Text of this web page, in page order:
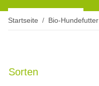
Startseite Bio-Hundefutter
Sorten